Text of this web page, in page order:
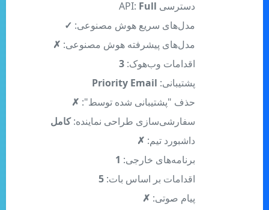
مدل‌های سریع هوش مصنوعی:
مدل‌های پیشرفته هوش مصنوعی:
اقدامات وب‌هوک:3
پشتیبانی:Priority Email
حذف "پشتیبانی شده توسط":
سفارشی‌سازی طراحی نماینده:
داشبورد تیم:✗
برنامه‌های خارجی:
اقدامات بر اساس بات:
پیام صوتی:✗